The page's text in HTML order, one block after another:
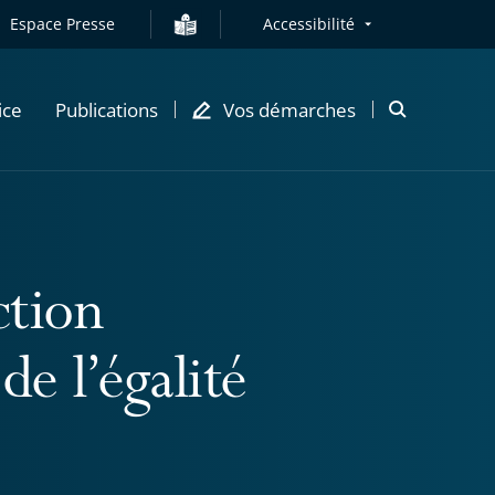
Espace Presse Accessibilité
Publications Vos démarches
Ouvrir
l’égalité